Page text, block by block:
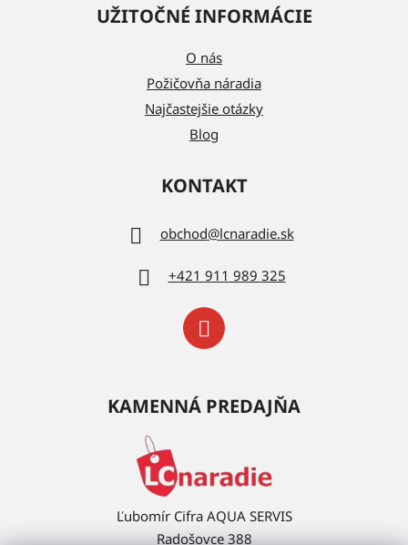
UŽITOČNÉ INFORMÁCIE
O nás
Požičovňa náradia
Najčastejšie otázky
Blog
KONTAKT
obchod@lcnaradie.sk
+421 911 989 325
KAMENNÁ PREDAJŇA
Ľubomír Cifra AQUA SERVIS
Radošovce 388